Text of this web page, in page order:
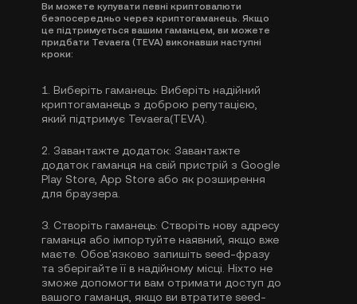
Ви можете купувати певні криптовалюти
безпосередньо через криптогаманець. Якщо
це підтримується вашим гаманцем, ви можете
придбати Tevaera (TEVA) виконавши наступні
кроки:
1. Виберіть гаманець: Виберіть надійний
криптогаманець з доброю репутацією,
який підтримує Tevaera(TEVA).
2. Завантажте додаток: Завантажте
додаток гаманця на свій пристрій з Google
Play Store, App Store або як розширення
для браузера.
3. Створіть гаманець: Створіть нову адресу
гаманця або імпортуйте наявний, якщо вже
маєте. Обов'язково запишіть seed-фразу
та зберігайте її в надійному місці. Ніхто не
зможе допомогти вам отримати доступ до
вашого гаманця, якщо ви втратите seed-